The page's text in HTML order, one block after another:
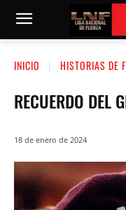
INICIO HISTORIAS DE
RECUERDO DEL
18 de enero de 2024